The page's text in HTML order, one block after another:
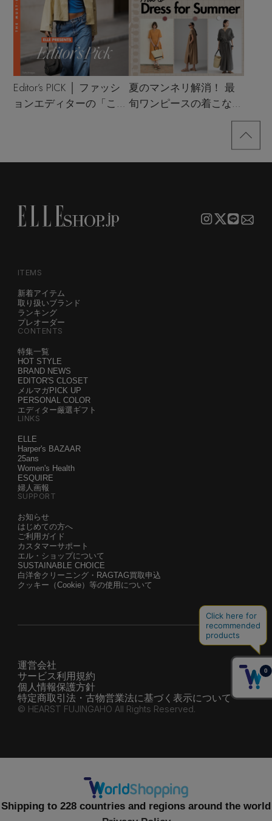
Editor’s PICK │ ファッシ
ョンエディターの「これ
夏のマンネリ解消！ 最
旬ワンピースの着こなし
ITEMS
新着アイテム
取り扱いブランド
ランキング
プレオーダー
CONTENTS
特集一覧
HOT STYLE
BRAND NEWS
EDITOR'S CLOSET
メルマガPICK UP
PERSONAL COLOR
エディター厳選ギフト
LINKS
ELLE
Harper's BAZAAR
25ans
Women's Health
ESQUIRE
婦人画報
SUPPORT
お知らせ
はじめての方へ
ご利用ガイド
カスタマーサポート
エル・ショップについて
SUSTAINABLE CHOICE
白洋舍クリーニング・RAGTAG買取申込
クッキー（Cookie）等の使用について
運営会社
サービス利用規約
個人情報保護方針
特定商取引法・古物営業法に基づく表示について
© HEARST FUJINGAHO All Rights Reserved.
Shipping to 228 countries and regions around the world